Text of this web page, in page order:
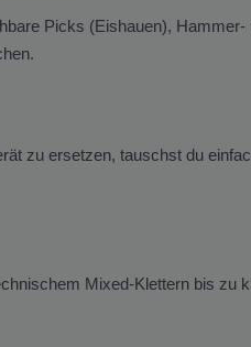
Picks (Eishauen),
zu ersetzen, tauschst du
Mixed-Klettern bis zu